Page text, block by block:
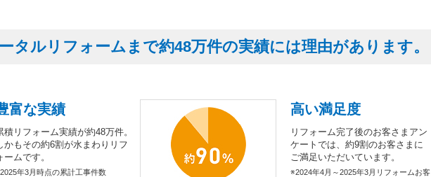
タルリフォームまで約48万件の実績には理由があります。
富な実績
積リフォーム実績が約48万件。
かもその約6割が水まわりリフ
ームです。
年3月時点の累計工事件数
高い満足度
リフォーム完了後のお客さまアン
ケートでは、約9割のお客さまに
ご満足いただいています。
※2024年4月～2025年3月リフォームお客